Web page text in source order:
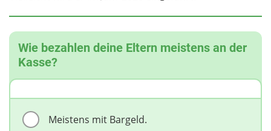
Wie bezahlen deine Eltern meistens an der
Kasse?
Meistens mit Bargeld.